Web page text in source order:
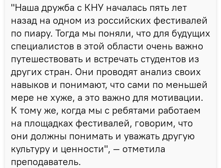
"Наша дружба с КНУ началась пять лет
назад на одном из российских фестивалей
по пиару. Тогда мы поняли, что для будущих
специалистов в этой области очень важно
путешествовать и встречать студентов из
других стран. Они проводят анализ своих
навыков и понимают, что сами по меньшей
мере не хуже, а это важно для мотивации.
К тому же, когда мы с ребятами работаем
на площадках фестивалей, говорим, что
они должны понимать и уважать другую
культуру и ценности", — отметила
преподаватель.